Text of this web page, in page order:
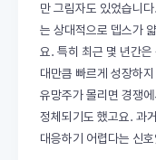
만 그림자도 있었습니
는 상대적으로 뎁스가
요. 특히 최근 몇 년간은
대만큼 빠르게 성장하
유망주가 몰리면 경쟁
정체되기도 했고요. 과
대응하기 어렵다는 신